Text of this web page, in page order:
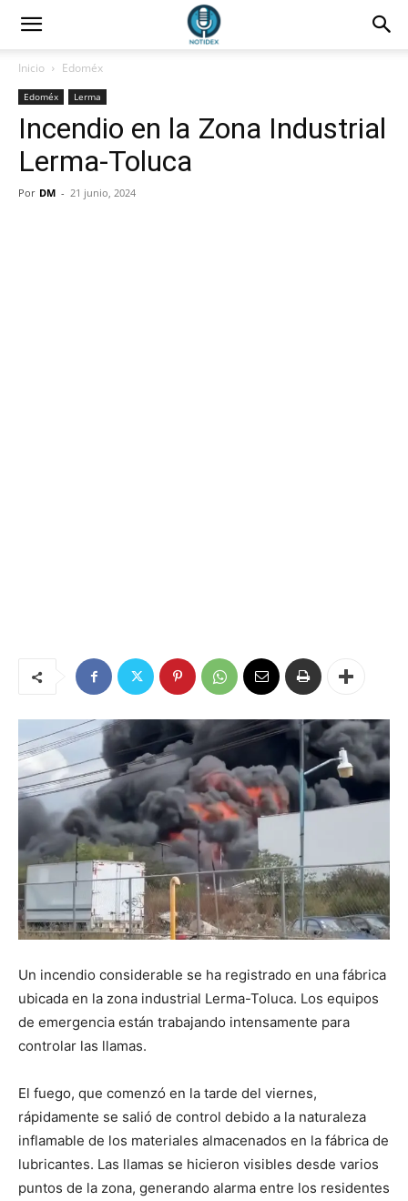
Inicio Edoméx
Edoméx Lerma
Incendio en la Zona Industrial
Lerma-Toluca
Por DM - 21 junio, 2024
Un incendio considerable se ha registrado en una fábrica
ubicada en la zona industrial Lerma-Toluca. Los equipos
de emergencia están trabajando intensamente para
controlar las llamas.
El fuego, que comenzó en la tarde del viernes,
rápidamente se salió de control debido a la naturaleza
inflamable de los materiales almacenados en la fábrica de
lubricantes. Las llamas se hicieron visibles desde varios
puntos de la zona, generando alarma entre los residentes